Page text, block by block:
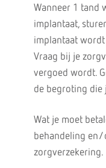
Wanneer 1 tand
implantaat,
implantaat
Vraag bij je
vergoed wordt.
de begroting die
Wat je moet
behandeling en/
zorgverzekering.